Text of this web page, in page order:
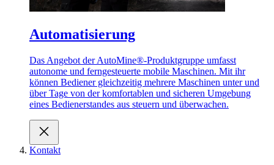
Automatisierung
Das Angebot der AutoMine®-Produktgruppe umfasst
autonome und ferngesteuerte mobile Maschinen. Mit ihr
können Bediener gleichzeitig mehrere Maschinen unter und
über Tage von der komfortablen und sicheren Umgebung
eines Bedienerstandes aus steuern und überwachen.
Kontakt